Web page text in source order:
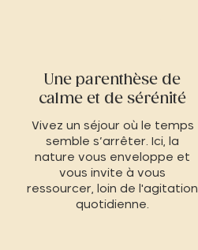
Une parenthèse de
calme et de sérénité
Vivez un séjour où le temps
semble s’arrêter. Ici, la
nature vous enveloppe et
vous invite à vous
ressourcer, loin de l'agitation
quotidienne.